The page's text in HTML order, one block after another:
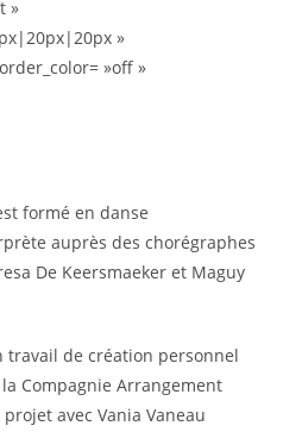
»
»
»off »
formé en danse
auprès des chorégraphes
De Keersmaeker et Maguy
travail de création personnel
Compagnie Arrangement
avec Vania Vaneau